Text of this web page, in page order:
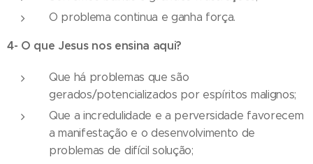
O problema continua e ganha força.
4- O que Jesus nos ensina aqui?
Que há problemas que são
gerados/potencializados por espíritos malignos;
Que a incredulidade e a perversidade favorecem
a manifestação e o desenvolvimento de
problemas de difícil solução;